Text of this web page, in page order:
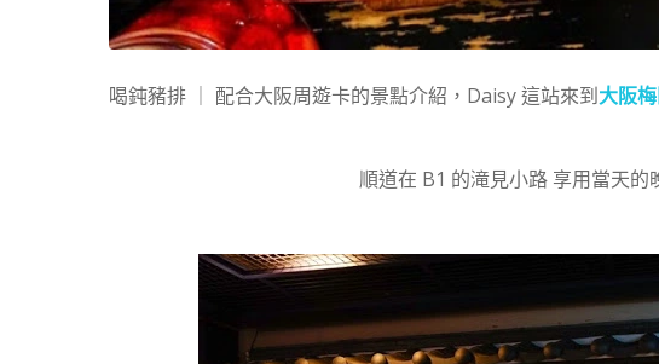
喝鈍豬排 ｜ 配合大阪周遊卡的景點介紹，Daisy 這站來到大阪
順道在 B1 的滝見小路 享用當天的